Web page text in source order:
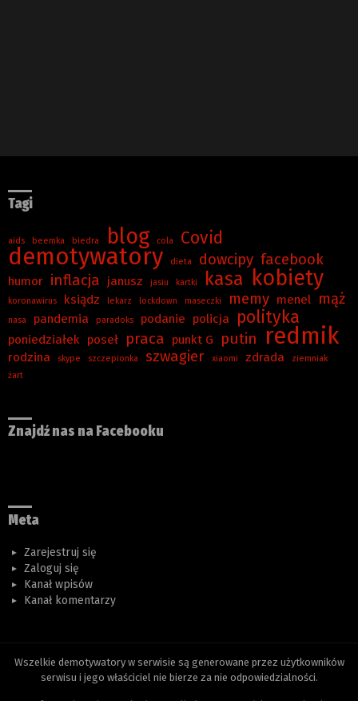
Tagi
aids beemka biedra blog cola Covid
demotywatory dieta dowcipy facebook
humor inflacja janusz jasiu kartki kasa kobiety
koronawirus ksiądz lekarz lockdown maseczki memy menel mąż
nasa pandemia paradoks podanie policja polityka
poniedziałek poseł praca punkt G putin redmik
rodzina skype szczepionka szwagier xiaomi zdrada
ziemniak
żart
Znajdź nas na Facebooku
Meta
Zarejestruj się
Zaloguj się
Kanał wpisów
Kanał komentarzy
Wszelkie demotywatory w serwisie są generowane przez użytkowników
serwisu i jego właściciel nie bierze za nie odpowiedzialności.